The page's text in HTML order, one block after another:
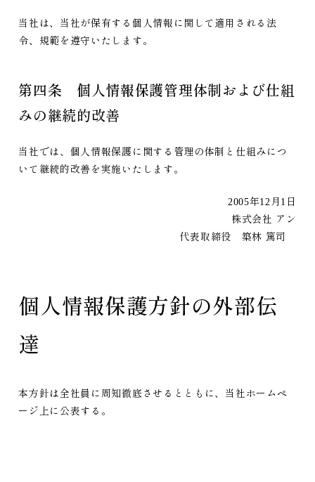
当社は、当社が保有する個人情報に関して適用される法
令、規範を遵守いたします。
第四条 個人情報保護管理体制および仕組
みの継続的改善
当社では、個人情報保護に関する管理の体制と仕組みにつ
いて継続的改善を実施いたします。
2005年12月1日
株式会社 アン
代表取締役 築林 篤司
個人情報保護方針の外部伝
達
本方針は全社員に周知徹底させるとともに、当社ホームペ
ージ上に公表する。